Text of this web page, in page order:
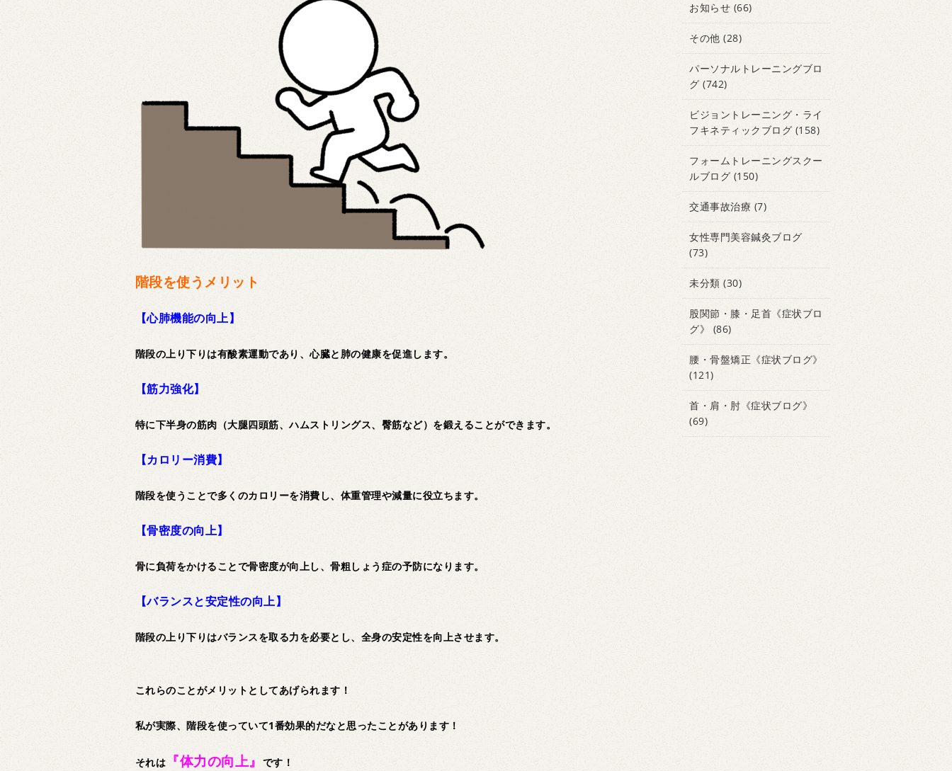
階段を使うメリット
【心肺機能の向上】
階段の上り下りは有酸素運動であり、心臓と肺の健康を促進します。
【筋力強化】
特に下半身の筋肉（大腿四頭筋、ハムストリングス、臀筋など）を鍛えることができます。
【カロリー消費】
階段を使うことで多くのカロリーを消費し、体重管理や減量に役立ちます。
【骨密度の向上】
骨に負荷をかけることで骨密度が向上し、骨粗しょう症の予防になります。
【バランスと安定性の向上】
階段の上り下りはバランスを取る力を必要とし、全身の安定性を向上させます。
これらのことがメリットとしてあげられます！
私が実際、階段を使っていて1番効果的だなと思ったことがあります！
それは 『体力の向上』 です！
お知らせ (66)
その他 (28)
パーソナルトレーニングブロ
グ (742)
ビジョントレーニング・ライ
フキネティックブログ (158)
フォームトレーニングスクー
ルブログ(150)
交通事故治療 (7)
女性専門美容鍼灸ブログ
(73)
未分類 (30)
股関節・膝・足首《症状ブロ
グ》
(86)
腰・骨盤矯正《症状ブログ》
(121)
首・肩・肘《症状ブログ》
(69)